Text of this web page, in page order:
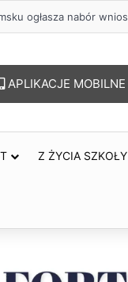
w Miesiąc Trzeźwości
APLIKACJE MOBILNE
Z ŻYCIA SZKOŁY